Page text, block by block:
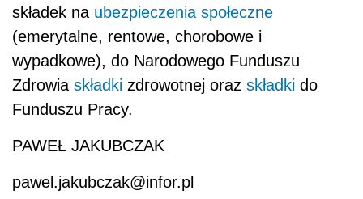
składek na ubezpieczenia społeczne
(emerytalne, rentowe, chorobowe i
wypadkowe), do Narodowego Funduszu
Zdrowia składki zdrowotnej oraz składki do
Funduszu Pracy.
PAWEŁ JAKUBCZAK
pawel.jakubczak@infor.pl